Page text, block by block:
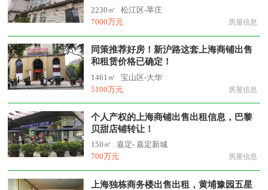
2230㎡
松江区-莘庄
7000万元
房屋信息
同策推荐好房！新沪路这套上海商铺出售
和租赁价格已确定！
1461㎡
宝山区-大华
5100万元
房屋信息
个人产权的上海商铺出售出租信息，巴黎
贝甜店铺转让！
150㎡
嘉定- 嘉定新城
700万元
房屋信息
上海独栋商务楼出售出租，黄埔豫园五星